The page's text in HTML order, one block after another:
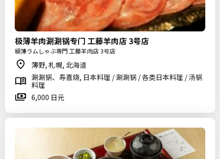
极薄羊肉涮涮锅专门 工藤羊肉店 3号店
極薄ラムしゃぶ専門 工藤羊肉店 3号店
薄野, 札幌, 北海道
涮涮锅、寿喜烧, 日本料理 / 涮涮锅 / 各类日本料理 / 汤锅
料理
6,000 日元